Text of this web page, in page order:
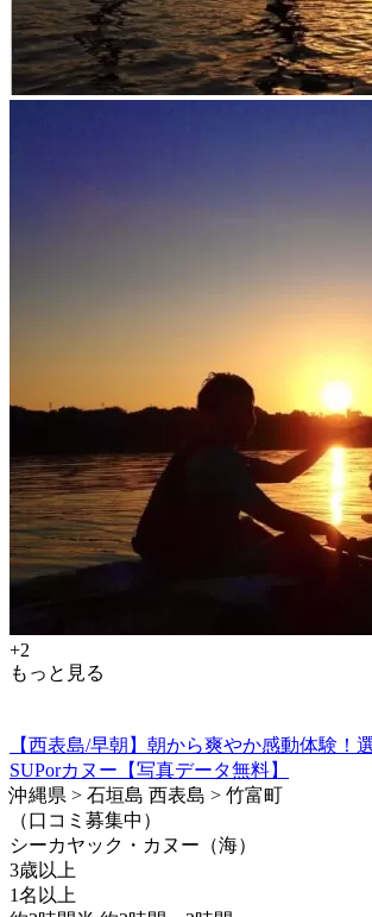
+2
もっと見る
【西表島/早朝】朝から爽やか感動体験！
SUPorカヌー【写真データ無料】
沖縄県 > 石垣島 西表島 > 竹富町
（口コミ募集中）
シーカヤック・カヌー（海）
3歳以上
1名以上